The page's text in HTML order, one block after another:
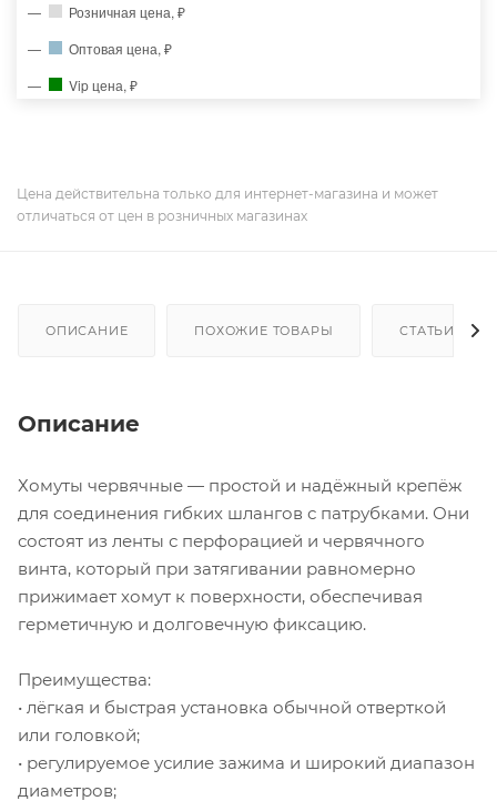
Розничная цена, ₽
Оптовая цена, ₽
Vip цена, ₽
Цена действительна только для интернет-магазина и может
отличаться от цен в розничных магазинах
ОПИСАНИЕ ПОХОЖИЕ ТОВАРЫ СТАТЬИ
Описание
Хомуты червячные — простой и надёжный крепёж
для соединения гибких шлангов с патрубками. Они
состоят из ленты с перфорацией и червячного
винта, который при затягивании равномерно
прижимает хомут к поверхности, обеспечивая
герметичную и долговечную фиксацию.
Преимущества:
• лёгкая и быстрая установка обычной отверткой
или головкой;
• регулируемое усилие зажима и широкий диапазон
диаметров;